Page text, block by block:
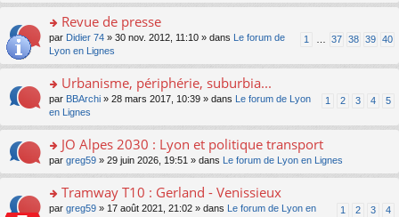
e
s
ré
e
o
n
le
pl
s
ré
c
e
g
e
n
o
n
le
s
ré
c
nt
le
m
e
s
g
e
n
o
n
le
u
s
n
ult
er
le
m
e
s
s
e
n
o
n
o
s
er
le
m
e
s
s
e
n
Revue de presse
1 37 38 39 40
par Didier 74 » 30 nov. 2012, 11:10 » dans
Le forum de
Lyon en Lignes
o
n
s
er
le
m
e
s
Urbanisme, périphérie, suburbia...
1 2 3 4 5
par BBArchi » 28 mars 2017, 10:39 » dans
Le forum de Lyon
en Lignes
o
n
ult
er
JO Alpes 2030 : Lyon et politique transport
par greg59 » 29 juin 2026, 19:51 » dans Le forum de Lyon en Lignes
o
Tramway T10 : Gerland - Venissieux
1 2 3 4
par greg59 » 17 août 2021, 21:02 » dans
Le forum de Lyon en